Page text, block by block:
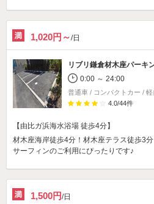
1,020円～/日
リブリ鎌倉材木座パーキ
0:00 ～ 24:00
普通車 / コンパクトカー /
4.0/44件
【由比ガ浜海水浴場 徒歩4分】
材木座海岸徒歩4分！材木座テラス徒歩3
サーフィンのご利用にぴったりです♪
1,500円/日